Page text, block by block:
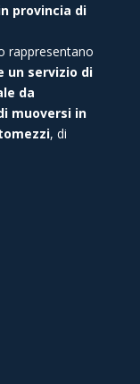
provincia di
rappresentano
un servizio di
da
muoversi in
, di